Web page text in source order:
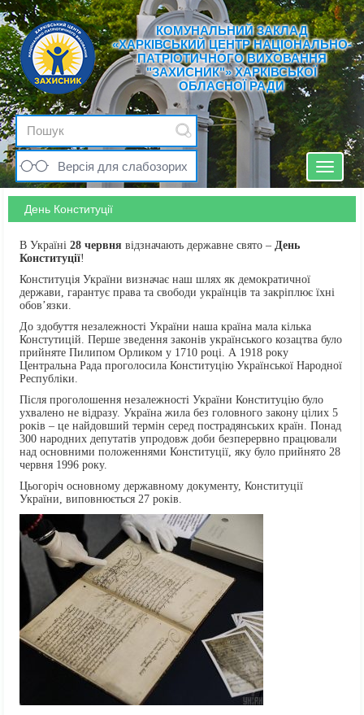
КОМУНАЛЬНИЙ ЗАКЛАД
«ХАРКІВСЬКИЙ ЦЕНТР НАЦІОНАЛЬНО-
ПАТРІОТИЧНОГО ВИХОВАННЯ
"ЗАХИСНИК"» ХАРКІВСЬКОЇ
ОБЛАСНОЇ РАДИ
Версія для слабозорих
Toggle
День Конституції
В Україні 28 червня відзначають державне свято – День
Конституції!
Конституція України визначає наш шлях як демократичної
держави, гарантує права та свободи українців та закріплює їхні
обов’язки.
До здобуття незалежності України наша країна мала кілька
Констутицій. Перше зведення законів українського козацтва було
прийняте Пилипом Орликом у 1710 році. А 1918 року
Центральна Рада проголосила Конституцію Української Народної
Республіки.
Після проголошення незалежності України Конституцію було
ухвалено не відразу. Україна жила без головного закону цілих 5
років – це найдовший термін серед пострадянських країн. Понад
300 народних депутатів упродовж доби безперервно працювали
над основними положеннями Конституції, яку було прийнято 28
червня 1996 року.
Цьогоріч основному державному документу, Конституції
України, виповнюється 27 років.